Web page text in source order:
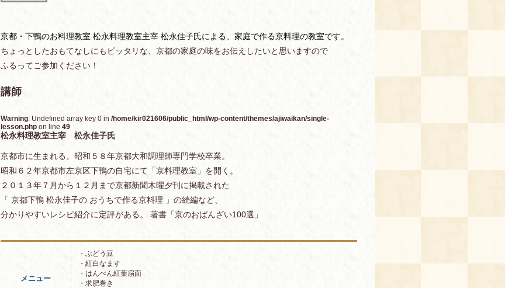
京都・下鴨のお料理教室 松永料理教室主宰 松永佳子氏による、家庭で作る京料理の教室です。
ちょっとしたおもてなしにもピッタリな、京都の家庭の味をお伝えしたいと思いますので
ふるってご参加ください！
講師
Warning: Undefined array key 0 in /home/kir021606/public_html/wp-content/themes/ajiwaikan/single-
lesson.php on line 49
松永料理教室主宰 松永佳子氏
京都市に生まれる。昭和５８年京都大和調理師専門学校卒業。
昭和６２年京都市左京区下鴨の自宅にて「京料理教室」を開く。
２０１３年７月から１２月まで京都新聞木曜夕刊に掲載された
「 京都下鴨 松永佳子の おうちで作る京料理 」の続編など、
分かりやすいレシピ紹介に定評がある。 著書「京のおばんざい100選」
メニュー
・ぶどう豆
・紅白なます
・はんぺん紅葉扇面
・求肥巻き